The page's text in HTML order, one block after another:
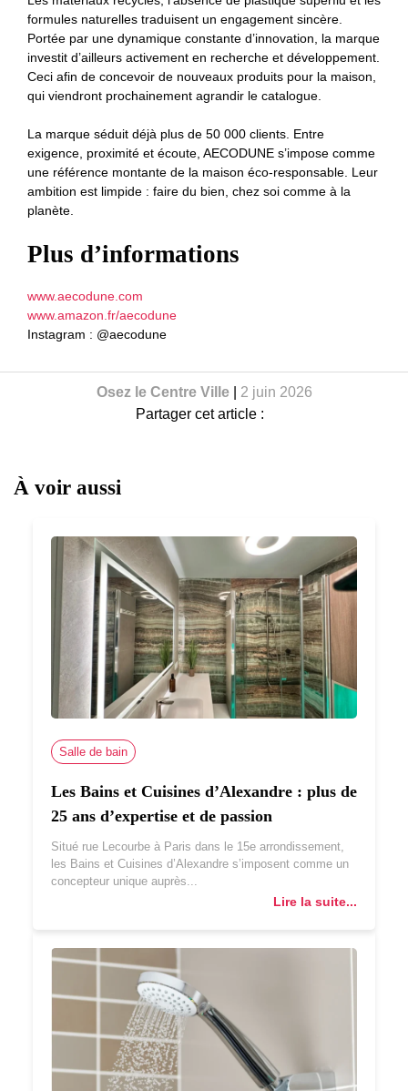
formules naturelles traduisent un engagement sincère.
Portée par une dynamique constante d’innovation, la marque
investit d’ailleurs activement en recherche et développement.
Ceci afin de concevoir de nouveaux produits pour la maison,
qui viendront prochainement agrandir le catalogue.
La marque séduit déjà plus de 50 000 clients. Entre
exigence, proximité et écoute, AECODUNE s’impose comme
une référence montante de la maison éco-responsable. Leur
ambition est limpide : faire du bien, chez soi comme à la
planète.
Plus d’informations
www.aecodune.com
www.amazon.fr/aecodune
Instagram : @aecodune
Osez le Centre Ville| 2 juin 2026
Partager cet article :
À voir aussi
Salle de bain
Les Bains et Cuisines d’Alexandre : plus de
25 ans d’expertise et de passion
Situé rue Lecourbe à Paris dans le 15e arrondissement,
les Bains et Cuisines d’Alexandre s’imposent comme un
concepteur unique auprès...
Lire la suite...